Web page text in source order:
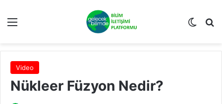
Menü Dış
Video
Nükleer Füzyon Nedir?